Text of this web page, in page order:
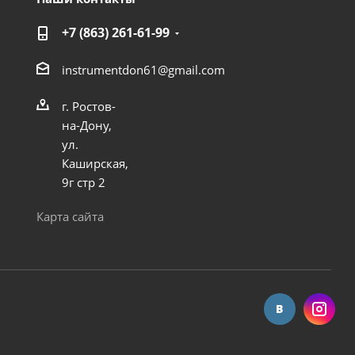
+7 (863) 261-61-99
instrumentdon61@gmail.com
г. Ростов-
на-Дону,
ул.
Каширская,
9г стр 2
Карта сайта